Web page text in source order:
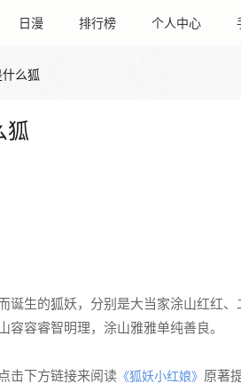
日漫 排行榜 个人中心
么狐
狐
诞生的狐妖，分别是大当家涂山红红
容容睿智明理，涂山雅雅单纯善良。
击下方链接来阅读 《狐妖小红娘》 原著